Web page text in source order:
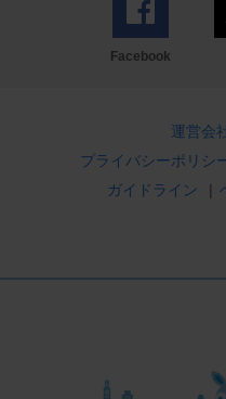
Facebook
運営会
プライバシーポリシ
ガイドライン
|